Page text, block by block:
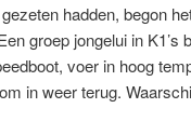
hadden, begon
groep jongelui in K1’s
voer in hoog
in weer terug.